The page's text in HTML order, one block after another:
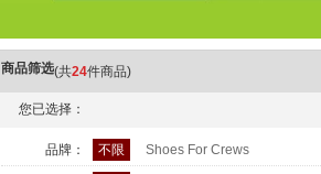
商品筛选(共24件商品)
您已选择：
品牌： 不限 Shoes For Crews